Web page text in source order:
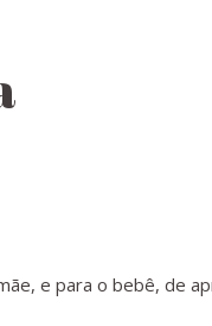
e para o bebê, de